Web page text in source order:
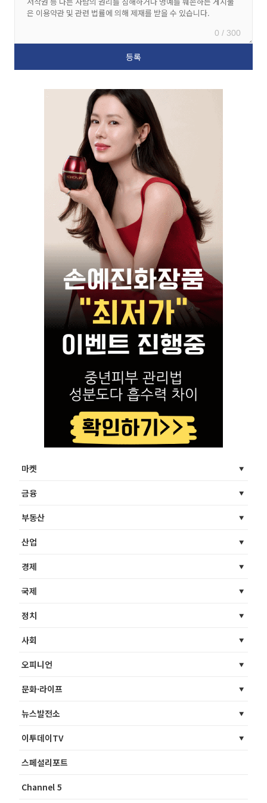
0 / 300
마켓
금융
부동산
산업
경제
국제
정치
사회
오피니언
문화·라이프
뉴스발전소
이투데이TV
스페셜리포트
Channel 5